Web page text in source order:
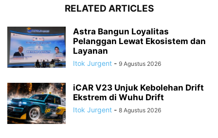
RELATED ARTICLES
Astra Bangun Loyalitas
Pelanggan Lewat Ekosistem dan
Layanan
Itok Jurgent - 9 Agustus 2026
iCAR V23 Unjuk Kebolehan Drift
Ekstrem di Wuhu Drift
Itok Jurgent - 8 Agustus 2026